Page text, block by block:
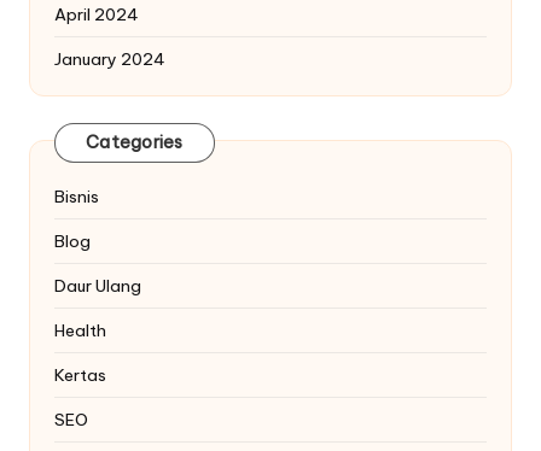
April 2024
January 2024
Categories
Bisnis
Blog
Daur Ulang
Health
Kertas
SEO